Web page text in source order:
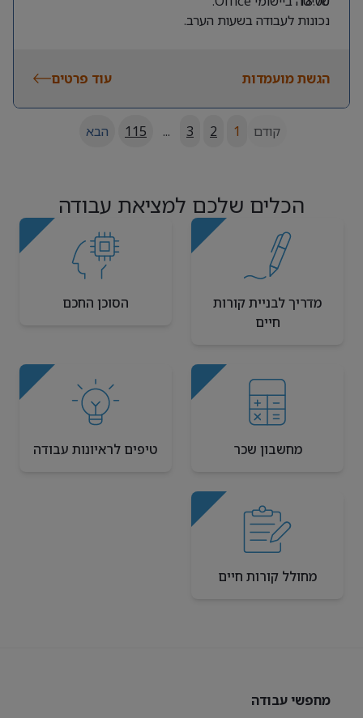
נכונות לעבודה בשעות הערב.
הגשת מועמדות עוד פרטים
קודם 1
2
3
...
115 הבא
הכלים שלכם למציאת עבודה
מדריך לבניית קורות
חיים
הסוכן החכם
מחשבון שכר טיפים לראיונות עבודה
מחולל קורות חיים
מחפשי עבודה